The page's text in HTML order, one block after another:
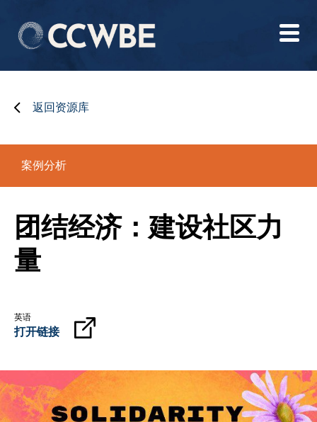
返回资源库
团结经济：建设社区力
量
案例分析
英语
打开链接